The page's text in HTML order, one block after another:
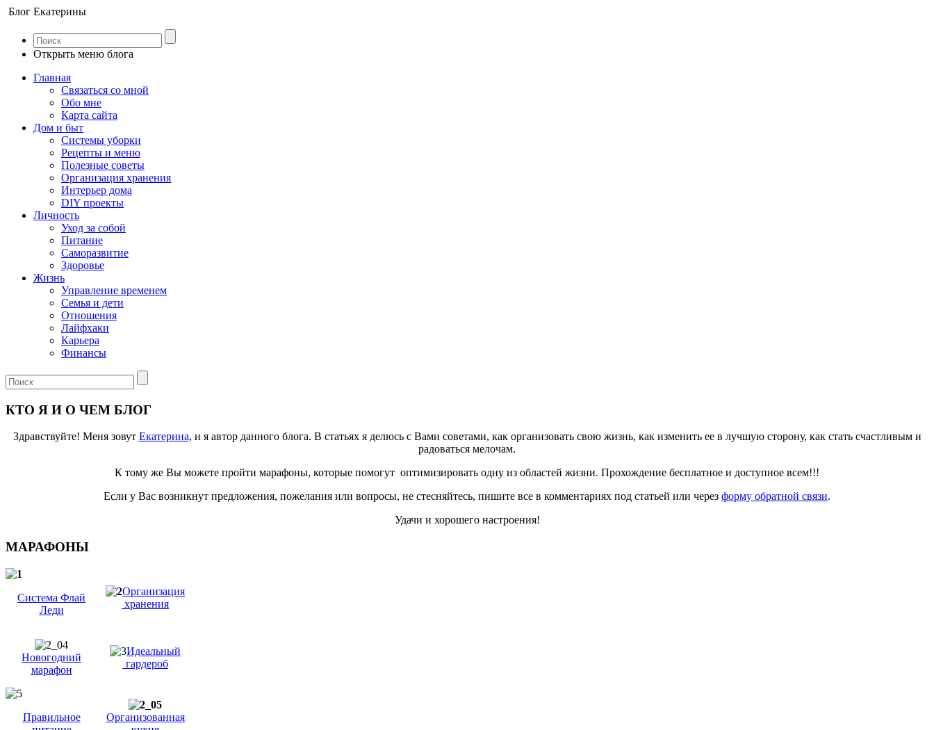
Блог Екатерины
Открыть меню блога
Главная
Связаться со мной
Обо мне
Карта сайта
Дом и быт
Системы уборки
Рецепты и меню
Полезные советы
Организация хранения
Интерьер дома
DIY проекты
Личность
Уход за собой
Питание
Саморазвитие
Здоровье
Жизнь
Управление временем
Семья и дети
Отношения
Лайфхаки
Карьера
Финансы
КТО Я И О ЧЕМ БЛОГ
Здравствуйте! Меня зовут Екатерина, и я автор данного блога. В статьях я делюсь с Вами советами, как организовать свою жизнь, как изменить ее в лучшую сторону, как стать счастливым и
радоваться мелочам.
К тому же Вы можете пройти марафоны, которые помогут оптимизировать одну из областей жизни. Прохождение бесплатное и доступное всем!!!
Если у Вас возникнут предложения, пожелания или вопросы, не стесняйтесь, пишите все в комментариях под статьей или через форму обратной связи.
Удачи и хорошего настроения!
МАРАФОНЫ
Система Флай
Леди
Организация
хранения
Новогодний
марафон
Идеальный
гардероб
Правильное
Организованная